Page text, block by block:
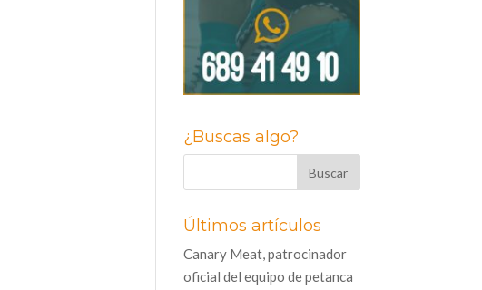
¿Buscas algo?
Últimos artículos
Canary Meat, patrocinador
oficial del equipo de petanca